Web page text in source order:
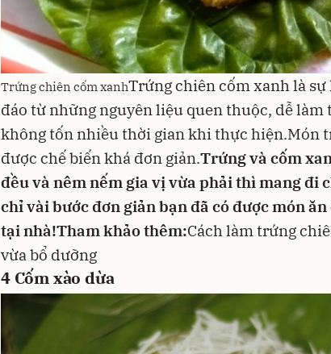
Trứng chiên cốm xanhTrứng chiên cốm xanh là
đáo từ những nguyên liệu quen thuộc, dễ làm
không tốn nhiều thời gian khi thực hiện.Món
được chế biến khá đơn giản.Trứngvà cốm
đều và nêm nếm gia vị vừa phải thì mang đi
chỉ vài bước đơn giản bạn đã có được món
tại nhà!Tham khảo thêm:Cách làm trứng
vừa bổ dưỡng
4Cốm xào dừa